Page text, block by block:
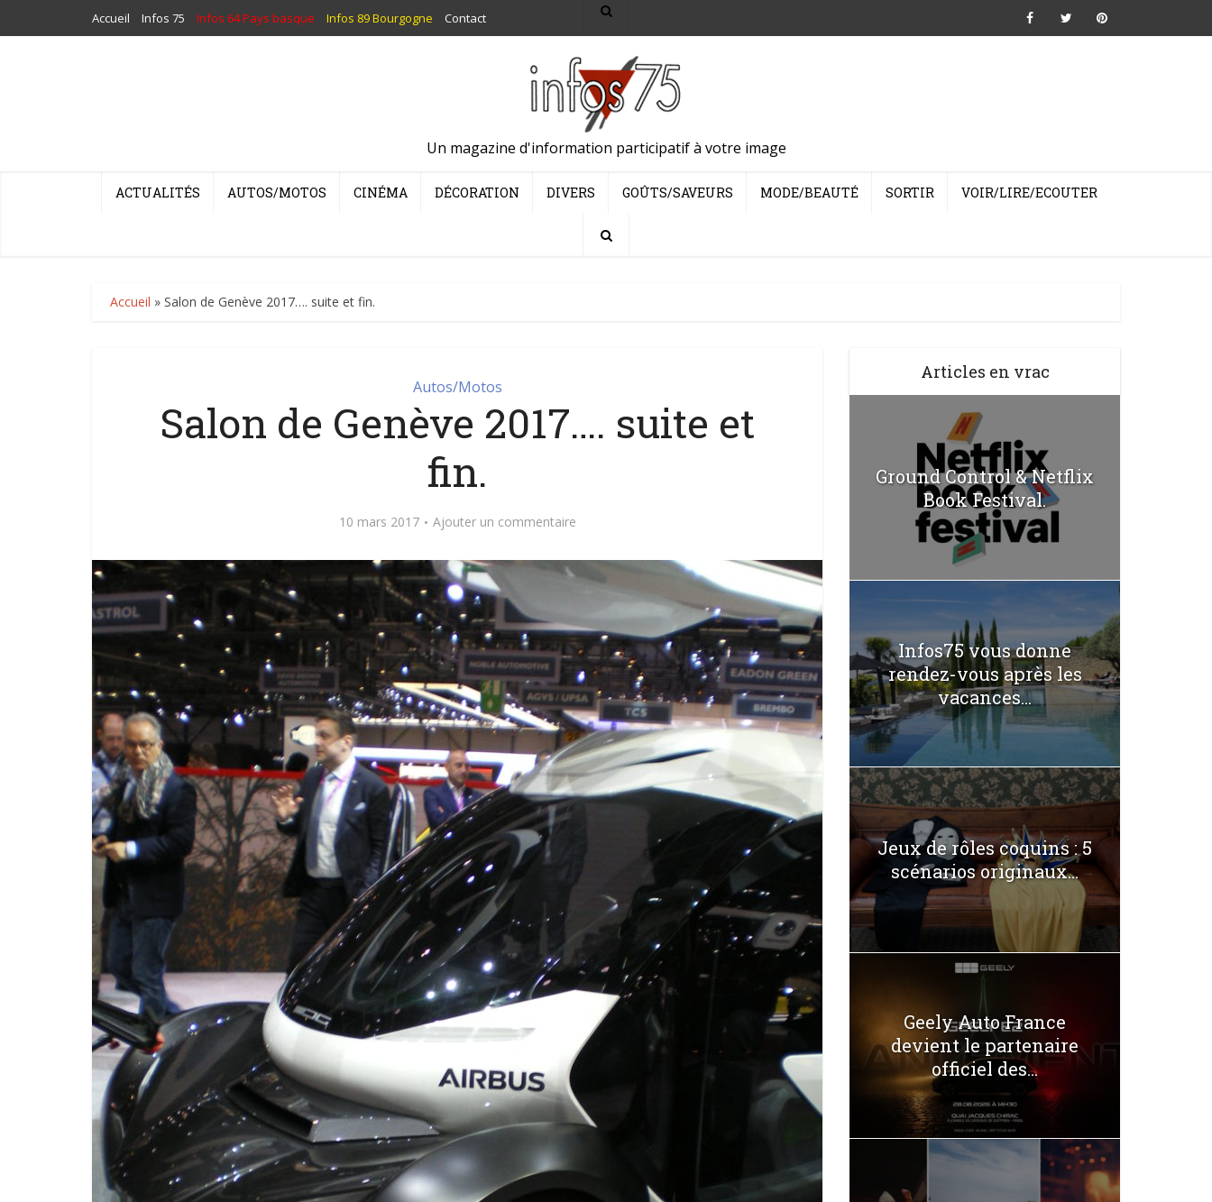
Accueil Infos 75 Infos 64 Pays basque Infos 89 Bourgogne Contact
Un magazine d'information participatif à votre image
ACTUALITÉS AUTOS/MOTOS CINÉMA DÉCORATION DIVERS GOÛTS/SAVEURS MODE/BEAUTÉ SORTIR VOIR/LIRE/ECOUTER
Accueil » Salon de Genève 2017…. suite et fin.
Autos/Motos
Salon de Genève 2017…. suite et
fin.
10 mars 2017 Ajouter un commentaire
Articles en vrac
Ground Control & Netflix
Book Festival.
Infos75 vous donne
rendez-vous après les
vacances...
Jeux de rôles coquins : 5
scénarios originaux...
Geely Auto France
devient le partenaire
officiel des...